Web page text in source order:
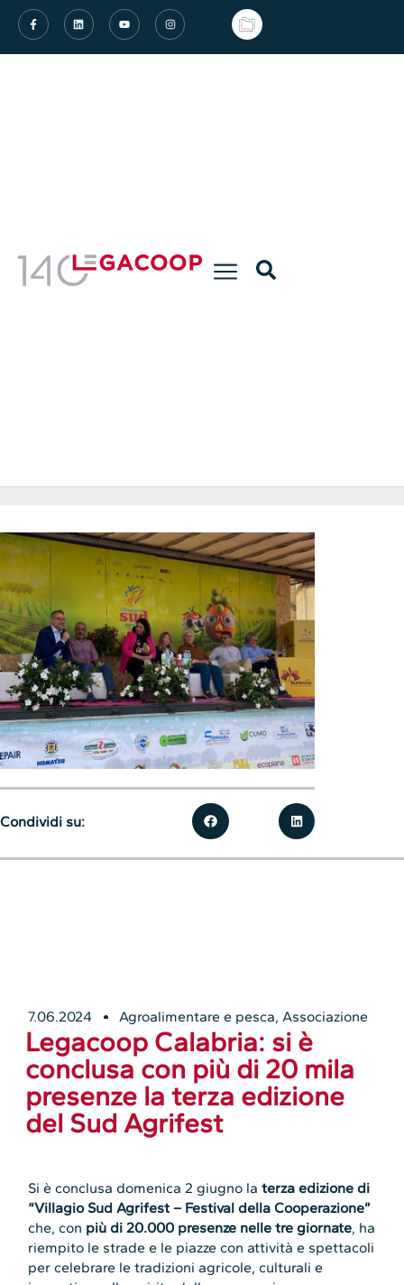
7.06.2024 Agroalimentare e pesca,Associazione
Legacoop Calabria: si è
conclusa con più di 20 mila
presenze la terza edizione
del Sud Agrifest
Si è conclusa domenica 2 giugno laterza edizione di
“Villagio Sud Agrifest – Festival della Cooperazione”
che, con più di 20.000 presenze nelle tre giornate, ha
riempito le strade e le piazze con attività e spettacoli
per celebrare le tradizioni agricole, culturali e
Condividi su: